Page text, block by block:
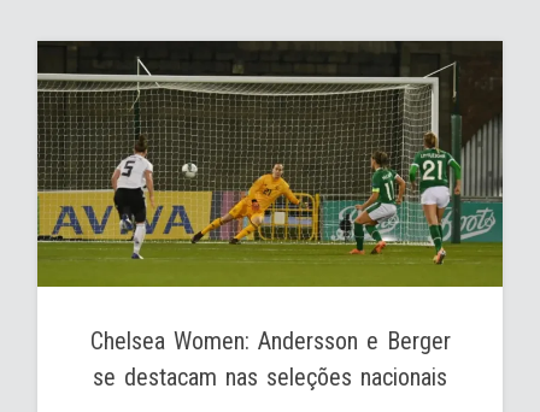
Chelsea Women: Andersson e Berger
se destacam nas seleções nacionais